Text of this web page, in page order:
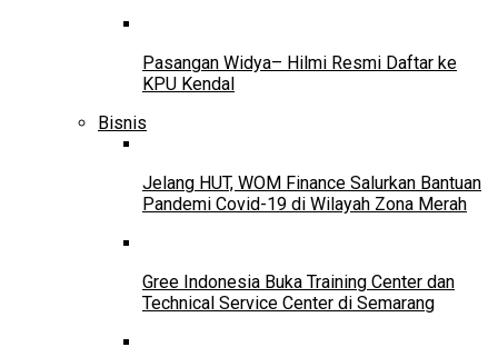
Pasangan Widya– Hilmi Resmi Daftar ke
KPU Kendal
Bisnis
Jelang HUT, WOM Finance Salurkan Bantuan
Pandemi Covid-19 di Wilayah Zona Merah
Gree Indonesia Buka Training Center dan
Technical Service Center di Semarang